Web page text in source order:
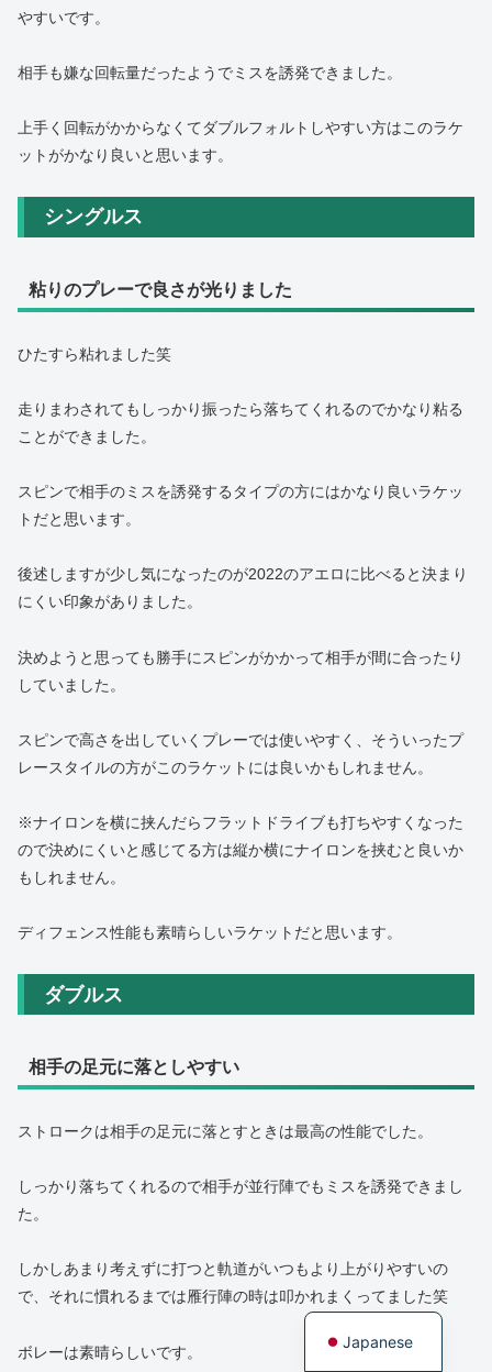
やすいです。
相手も嫌な回転量だったようでミスを誘発できました。
上手く回転がかからなくてダブルフォルトしやすい方はこのラケ
ットがかなり良いと思います。
シングルス
粘りのプレーで良さが光りました
ひたすら粘れました笑
走りまわされてもしっかり振ったら落ちてくれるのでかなり粘る
ことができました。
スピンで相手のミスを誘発するタイプの方にはかなり良いラケッ
トだと思います。
後述しますが少し気になったのが2022のアエロに比べると決まり
にくい印象がありました。
決めようと思っても勝手にスピンがかかって相手が間に合ったり
していました。
スピンで高さを出していくプレーでは使いやすく、そういったプ
レースタイルの方がこのラケットには良いかもしれません。
※ナイロンを横に挟んだらフラットドライブも打ちやすくなった
ので決めにくいと感じてる方は縦か横にナイロンを挟むと良いか
もしれません。
ディフェンス性能も素晴らしいラケットだと思います。
ダブルス
相手の足元に落としやすい
ストロークは相手の足元に落とすときは最高の性能でした。
しっかり落ちてくれるので相手が並行陣でもミスを誘発できまし
た。
しかしあまり考えずに打つと軌道がいつもより上がりやすいの
で、それに慣れるまでは雁行陣の時は叩かれまくってました笑
ボレーは素晴らしいです。
Japanese
English